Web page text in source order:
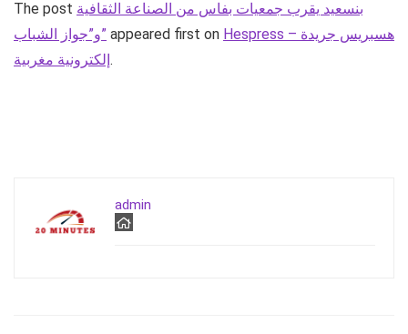
The post بنسعيد يقرب جمعيات بفاس من الصناعة الثقافية
و”جواز الشباب” appeared first on Hespress – هسبريس جريدة
إلكترونية مغربية.
admin